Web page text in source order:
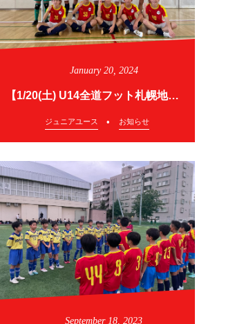
January 20, 2024
【1/20(土) U14全道フット札幌地区予選 優勝🏆】
ジュニアユース お知らせ
September 18 ,2023